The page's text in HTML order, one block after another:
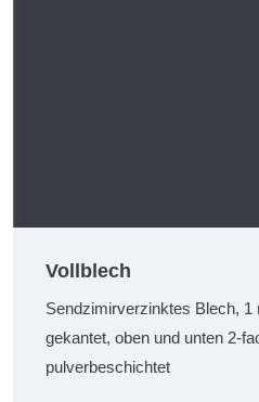
Vollblech
Sendzimirverzinktes Blech,
gekantet, oben und unten 2-
pulverbeschichtet